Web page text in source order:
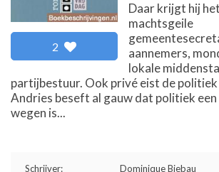
2
Daar krijgt hij
machtsgeile
aannemers,
lokale
partijbestuur. Ook privé eist de
Andries beseft al gauw dat politiek
wegen is...
Schrijver: Dominique Biebau